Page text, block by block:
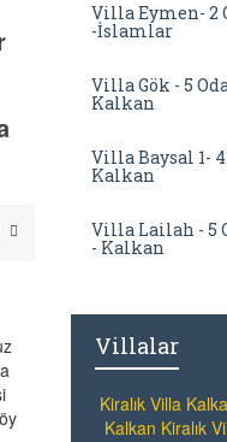
Villa Eymen- 2
-İslamlar
Villa Gök - 5
Kalkan
Villa Baysal 1-
Kalkan
Villa Lailah - 5
- Kalkan
Villalar
Kiralık Villa
Kalkan Kiralık